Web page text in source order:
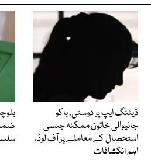
ڈیٹنگ ایپ پر دوستی، باکو
جانیوالی خاتون ممکنہ جنسی
استحصال کے معاملے پر آف لوڈ،
اہم انکشافات